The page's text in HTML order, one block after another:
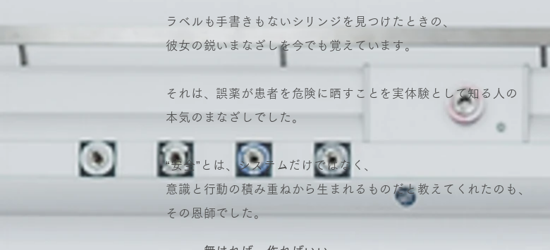
ラベルも手書きもないシリンジを見つけたときの、
彼女の鋭いまなざしを今でも覚えています。
それは、誤薬が患者を危険に晒すことを実体験として知る人の
本気のまなざしでした。
“安全”とは、システムだけではなく、
意識と行動の積み重ねから生まれるものだと教えてくれたのも、
その恩師でした。